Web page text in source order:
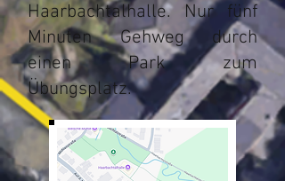
Haarbachtalhalle. Nur fünf
Minuten Gehweg durch
einen Park zum
Übungsplatz.